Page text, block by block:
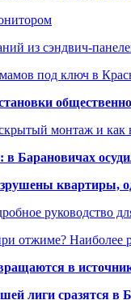
из сэндвич-
под ключ в
монтаж и
Барановичах
квартиры,
руководство
отжиме? Наиболее
в источник
лиги сразятся в